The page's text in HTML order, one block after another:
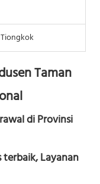
Taman
di Provinsi
terbaik, Layanan